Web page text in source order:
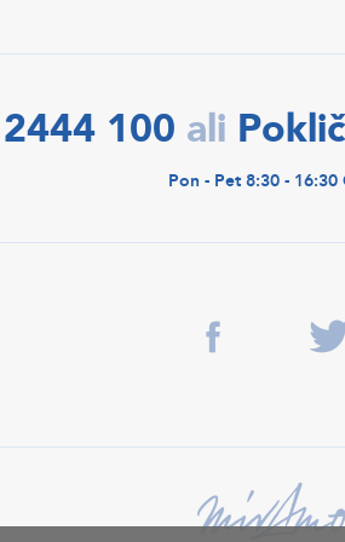
100 ali
Pon - Pet 8:30 - 16:30